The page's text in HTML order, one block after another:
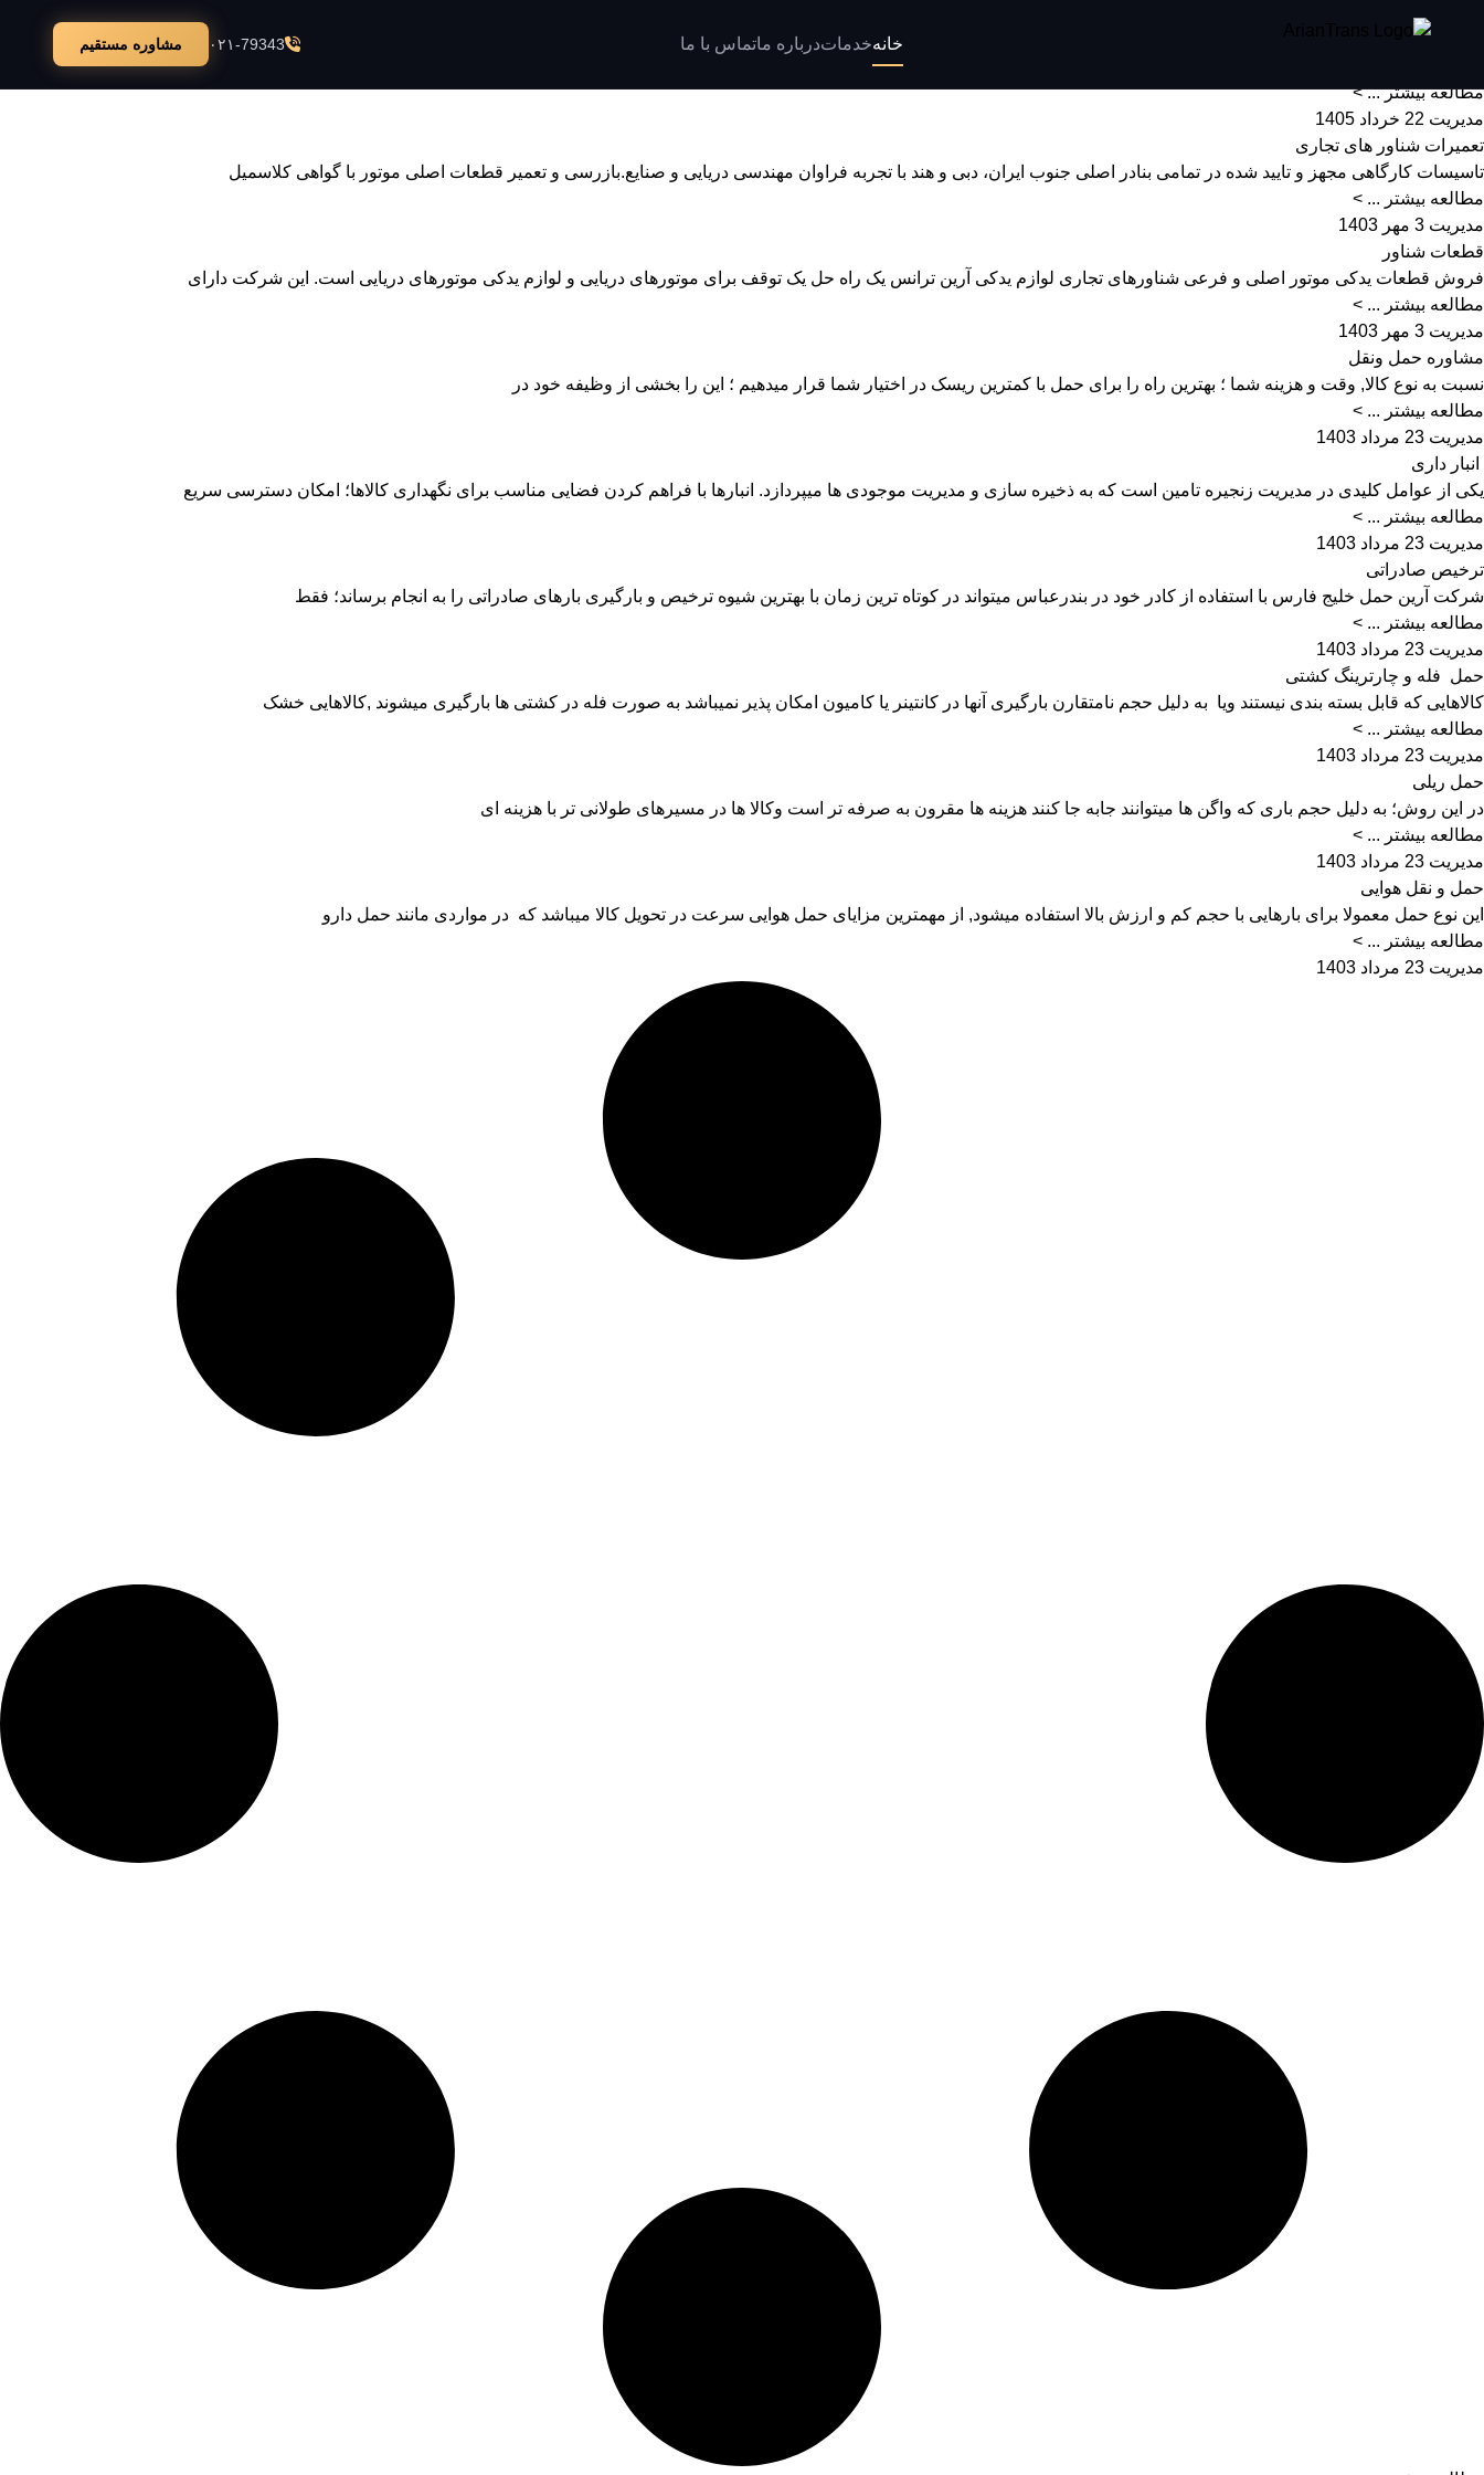
خانهخدماتدرباره ماتماس با ما ۰۲۱-79343 مشاوره مستقیم
باربری در جنگ دور زدن بحران در تنگه
تنگه هرمز یکی از حیاتی‌ترین شاهراه‌های تجارت جهانی و ترانزیت انرژی است که بخش عظیمی از نفت جهان از آن عبور می‌کند. در شرایط بروز جنگ یا تنش‌های نظامی شدید،
مطالعه بیشتر ... >
مدیریت 22 خرداد 1405
تعمیرات شناور های تجاری
تاسیسات کارگاهی مجهز و تایید شده در تمامی بنادر اصلی جنوب ایران، دبی و هند با تجربه فراوان مهندسی دریایی و صنایع.بازرسی و تعمیر قطعات اصلی موتور با گواهی کلاسمیل
مطالعه بیشتر ... >
مدیریت 3 مهر 1403
قطعات شناور
فروش قطعات یدکی موتور اصلی و فرعی شناورهای تجاری لوازم یدکی آرین ترانس یک راه حل یک توقف برای موتورهای دریایی و لوازم یدکی موتورهای دریایی است. این شرکت دارای
مطالعه بیشتر ... >
مدیریت 3 مهر 1403
مشاوره حمل ونقل
نسبت به نوع کالا, وقت و هزینه شما ؛ بهترین راه را برای حمل با کمترین ریسک در اختیار شما قرار میدهیم ؛ این را بخشی از وظیفه خود در
مطالعه بیشتر ... >
مدیریت 23 مرداد 1403
انبار داری
یکی از عوامل کلیدی در مدیریت زنجیره تامین است که به ذخیره سازی و مدیریت موجودی ها میپردازد. انبارها با فراهم کردن فضایی مناسب برای نگهداری کالاها؛ امکان دسترسی سریع
مطالعه بیشتر ... >
مدیریت 23 مرداد 1403
ترخیص صادراتی
شرکت آرین حمل خلیج فارس با استفاده از کادر خود در بندرعباس میتواند در کوتاه ترین زمان با بهترین شیوه ترخیص و بارگیری بارهای صادراتی را به انجام برساند؛ فقط
مطالعه بیشتر ... >
مدیریت 23 مرداد 1403
حمل فله و چارترینگ کشتی
کالاهایی که قابل بسته بندی نیستند ویا به دلیل حجم نامتقارن بارگیری آنها در کانتینر یا کامیون امکان پذیر نمیباشد به صورت فله در کشتی ها بارگیری میشوند ,کالاهایی خشک
مطالعه بیشتر ... >
مدیریت 23 مرداد 1403
حمل ریلی
در این روش؛ به دلیل حجم باری که واگن ها میتوانند جابه جا کنند هزینه ها مقرون به صرفه تر است وکالا ها در مسیرهای طولانی تر با هزینه ای
مطالعه بیشتر ... >
مدیریت 23 مرداد 1403
حمل و نقل هوایی
این نوع حمل معمولا برای بارهایی با حجم کم و ارزش بالا استفاده میشود, از مهمترین مزایای حمل هوایی سرعت در تحویل کالا میباشد که در مواردی مانند حمل دارو
مطالعه بیشتر ... >
مدیریت 23 مرداد 1403